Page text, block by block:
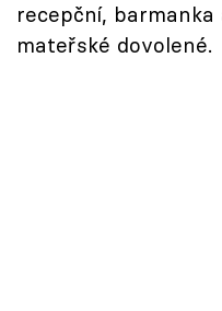
Těhotnej kuchař
recepční,
mateřské dovolené.